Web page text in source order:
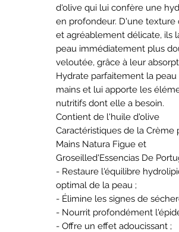
d'olive qui lui confère une
en profondeur. D'une texture
et agréablement délicate, ils
peau immédiatement plus
veloutée, grâce à leur
Hydrate parfaitement la peau
mains et lui apporte les
nutritifs dont elle a besoin.
Contient de l'huile d'olive
Caractéristiques de la Crème
Mains Natura Figue et
Groseilled'Essencias De
- Restaure l'équilibre
optimal de la peau ;
- Élimine les signes de
- Nourrit profondément
- Offre un effet adoucissant ;